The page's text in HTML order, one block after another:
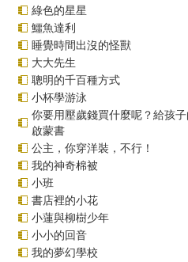
綠色的星星
鱷魚達利
睡覺時間出沒的怪獸
大大先生
聰明的千百種方式
小杯學游泳
你要用壓歲錢買什麼呢？給孩
啟蒙書
公主，你穿洋裝，不行！
我的神奇棉被
小班
書店裡的小花
小蓮與柳樹少年
小小的回音
我的夢幻學校